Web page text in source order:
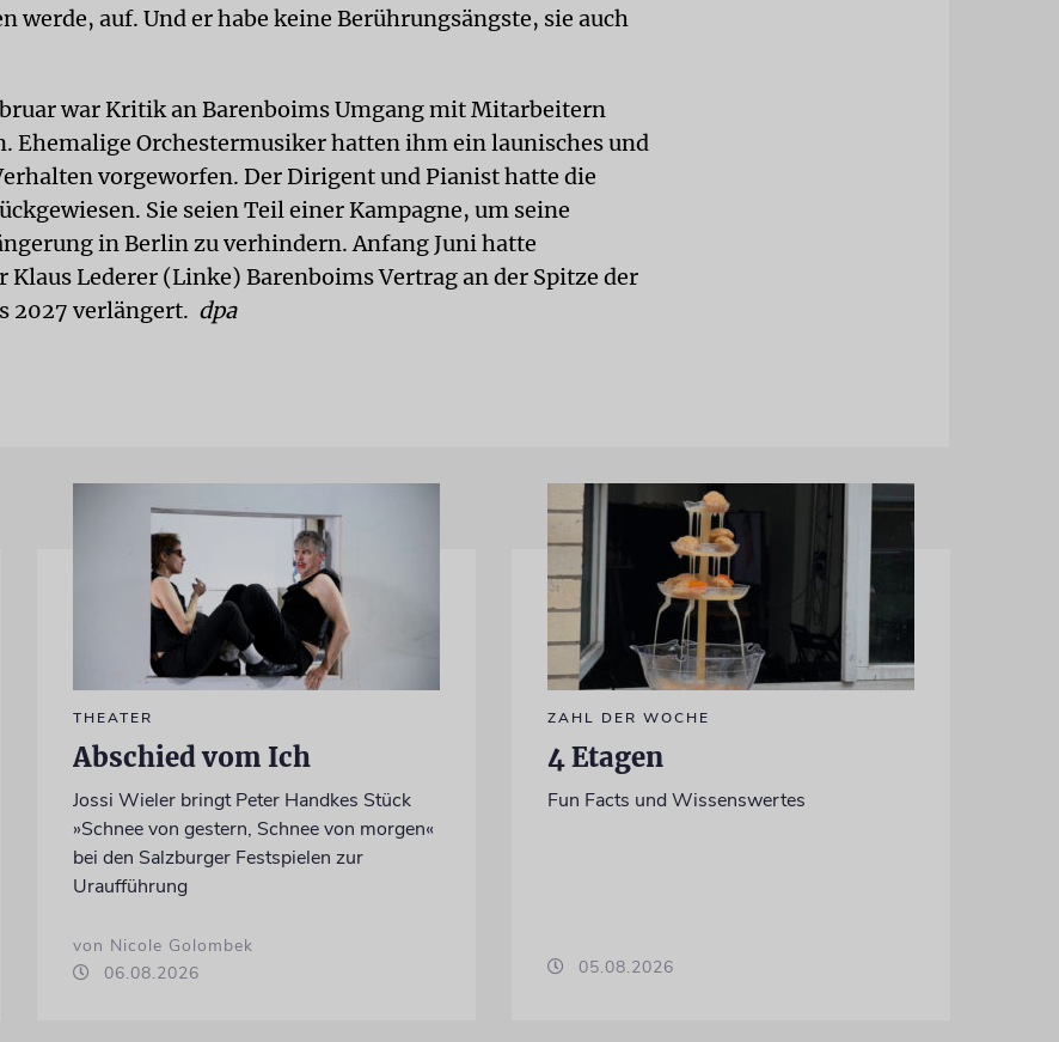
werde, auf. Und er habe keine Berührungsängste, sie auch
war Kritik an Barenboims Umgang mit Mitarbeitern
Ehemalige Orchestermusiker hatten ihm ein launisches und
vorgeworfen. Der Dirigent und Pianist hatte die
Sie seien Teil einer Kampagne, um seine
in Berlin zu verhindern. Anfang Juni hatte
Klaus Lederer (Linke) Barenboims Vertrag an der Spitze der
2027 verlängert. dpa
THEATER
Abschied vom Ich
Jossi Wieler bringt Peter Handkes Stück
»Schnee von gestern, Schnee von morgen«
bei den Salzburger Festspielen zur
Uraufführung
von Nicole Golombek
06.08.2026
ZAHL DER WOCHE
4 Etagen
Fun Facts und Wissenswertes
05.08.2026